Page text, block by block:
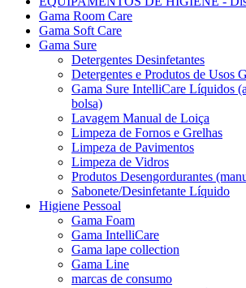
Gama Room Care
Gama Soft Care
Gama Sure
Detergentes Desinfetantes
Detergentes e Produtos de Usos
Gama Sure IntelliCare Líquidos
bolsa)
Lavagem Manual de Loiça
Limpeza de Fornos e Grelhas
Limpeza de Pavimentos
Limpeza de Vidros
Produtos Desengordurantes
Sabonete/Desinfetante Líquido
Higiene Pessoal
Gama Foam
Gama IntelliCare
Gama lape collection
Gama Line
marcas de consumo